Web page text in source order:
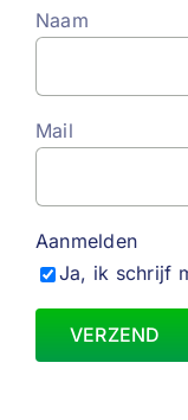
Naam
Mail
Aanmelden
Ja, ik schrijf